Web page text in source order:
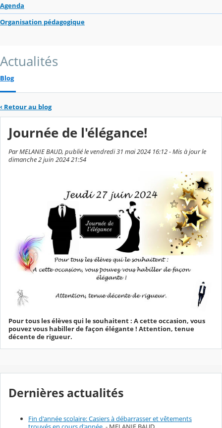
Agenda
Organisation pédagogique
Actualités
Blog
‹ Retour au blog
Journée de l'élégance!
Par MELANIE BAUD, publié le vendredi 31 mai 2024 16:12 - Mis à jour le
dimanche 2 juin 2024 21:54
Pour tous les élèves qui le souhaitent : A cette occasion, vous
pouvez vous habiller de façon élégante ! Attention, tenue
décente de rigueur.
Dernières actualités
Fin d'année scolaire: Casiers à débarrasser et vêtements